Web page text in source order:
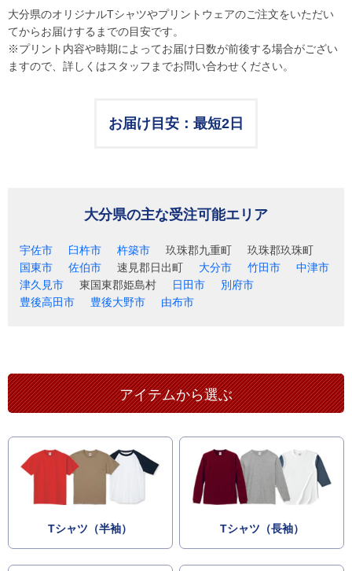
大分県のオリジナルTシャツやプリントウェアのご注文をいただい
てからお届けするまでの目安です。
※プリント内容や時期によってお届け日数が前後する場合がござい
ますので、詳しくはスタッフまでお問い合わせください。
お届け目安：最短2日
大分県の主な受注可能エリア
宇佐市 臼杵市 杵築市 玖珠郡九重町
玖珠郡玖珠町
国東市
佐伯市 速見郡日出町 大分市 竹田市
中津市
津久見市
東国東郡姫島村 日田市
別府市
豊後高田市
豊後大野市 由布市
アイテムから選ぶ
Tシャツ（半袖） Tシャツ（長袖）